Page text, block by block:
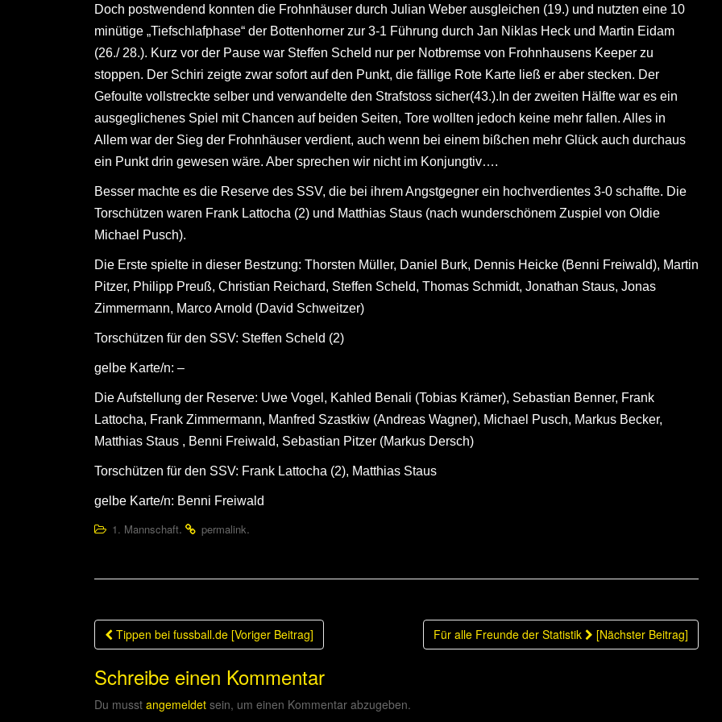
Doch postwendend konnten die Frohnhäuser durch Julian Weber ausgleichen (19.) und nutzten eine 10
minütige „Tiefschlafphase“ der Bottenhorner zur 3-1 Führung durch Jan Niklas Heck und Martin Eidam
(26./ 28.). Kurz vor der Pause war Steffen Scheld nur per Notbremse von Frohnhausens Keeper zu
stoppen. Der Schiri zeigte zwar sofort auf den Punkt, die fällige Rote Karte ließ er aber stecken. Der
Gefoulte vollstreckte selber und verwandelte den Strafstoss sicher(43.).In der zweiten Hälfte war es ein
ausgeglichenes Spiel mit Chancen auf beiden Seiten, Tore wollten jedoch keine mehr fallen. Alles in
Allem war der Sieg der Frohnhäuser verdient, auch wenn bei einem bißchen mehr Glück auch durchaus
ein Punkt drin gewesen wäre. Aber sprechen wir nicht im Konjungtiv….
Besser machte es die Reserve des SSV, die bei ihrem Angstgegner ein hochverdientes 3-0 schaffte. Die
Torschützen waren Frank Lattocha (2) und Matthias Staus (nach wunderschönem Zuspiel von Oldie
Michael Pusch).
Die Erste spielte in dieser Bestzung: Thorsten Müller, Daniel Burk, Dennis Heicke (Benni Freiwald), Martin
Pitzer, Philipp Preuß, Christian Reichard, Steffen Scheld, Thomas Schmidt, Jonathan Staus, Jonas
Zimmermann, Marco Arnold (David Schweitzer)
Torschützen für den SSV: Steffen Scheld (2)
gelbe Karte/n: –
Die Aufstellung der Reserve: Uwe Vogel, Kahled Benali (Tobias Krämer), Sebastian Benner, Frank
Lattocha, Frank Zimmermann, Manfred Szastkiw (Andreas Wagner), Michael Pusch, Markus Becker,
Matthias Staus , Benni Freiwald, Sebastian Pitzer (Markus Dersch)
Torschützen für den SSV: Frank Lattocha (2), Matthias Staus
gelbe Karte/n: Benni Freiwald
1. Mannschaft. permalink.
Beitragsnavigation
Tippen bei fussball.de [Voriger Beitrag] Für alle Freunde der Statistik [Nächster Beitrag]
Schreibe einen Kommentar
Du musst angemeldet sein, um einen Kommentar abzugeben.